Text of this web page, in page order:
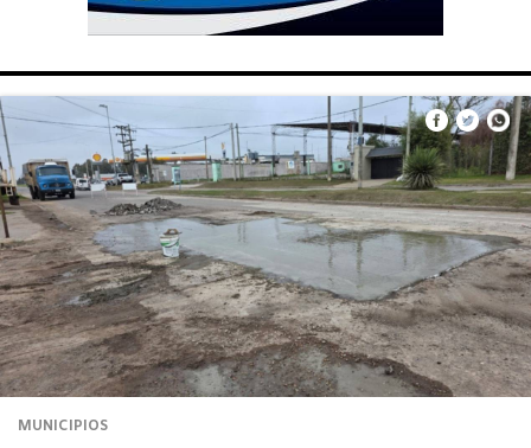
MUNICIPIOS